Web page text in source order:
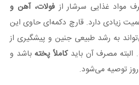
مواد غذایی سرشار از فولات، آهن و
زیادی دارد. قارچ دکمه‌ای حاوی این
به رشد طبیعی جنین و پیشگیری از
البته مصرف آن بایدکاملاً پخته باشد و